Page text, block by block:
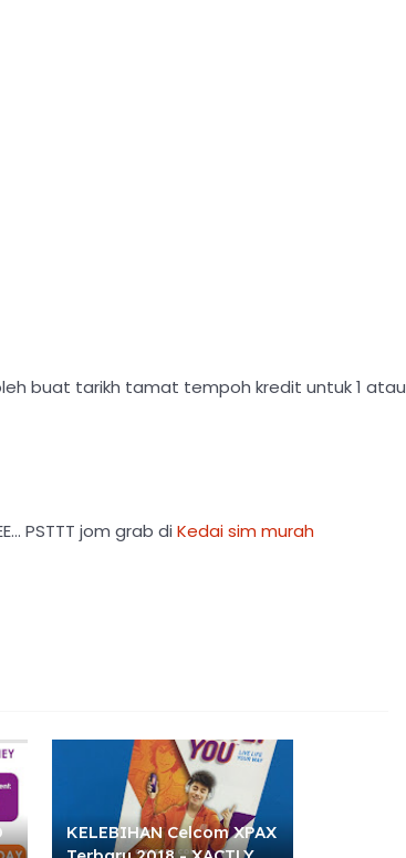
buat tarikh tamat tempoh kredit untuk 1 atau
PSTTT jom grab di Kedai sim murah
KELEBIHAN Celcom XPAX